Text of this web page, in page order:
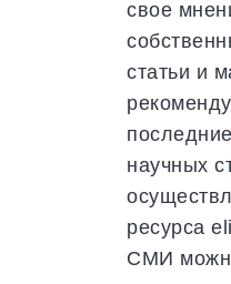
свое
статьи и
научных
ресурса
СМИ